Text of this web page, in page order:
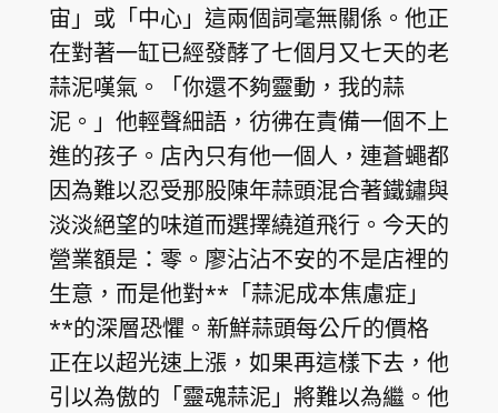
宙」或「中心」這兩個詞毫無關係。他正
在對著一缸已經發酵了七個月又七天的老
蒜泥嘆氣。「你還不夠靈動，我的蒜
泥。」他輕聲細語，彷彿在責備一個不上
進的孩子。店內只有他一個人，連蒼蠅都
因為難以忍受那股陳年蒜頭混合著鐵鏽與
淡淡絕望的味道而選擇繞道飛行。今天的
營業額是：零。廖沾沾不安的不是店裡的
生意，而是他對**「蒜泥成本焦慮症」
**的深層恐懼。新鮮蒜頭每公斤的價格
正在以超光速上漲，如果再這樣下去，他
引以為傲的「靈魂蒜泥」將難以為繼。他